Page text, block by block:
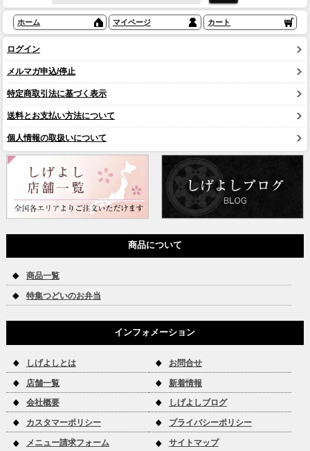
ホーム マイページ カート
ログイン
メルマガ申込/停止
特定商取引法に基づく表示
送料とお支払い方法について
個人情報の取扱いについて
商品について
商品一覧
特集つどいのお弁当
インフォメーション
しげよしとは お問合せ
店舗一覧 新着情報
会社概要 しげよしブログ
カスタマーポリシー プライバシーポリシー
メニュー請求フォーム サイトマップ